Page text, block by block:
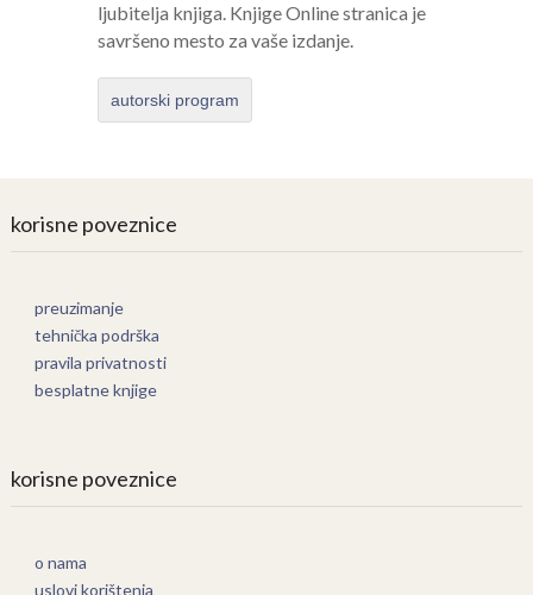
ljubitelja knjiga. Knjige Online stranica je
savršeno mesto za vaše izdanje.
autorski program
korisne poveznice
preuzimanje
tehnička podrška
pravila privatnosti
besplatne knjige
korisne poveznice
o nama
uslovi korištenja